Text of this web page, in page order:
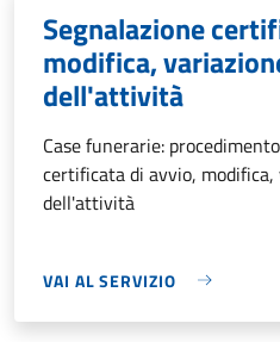
Segnalazione
modifica,
dell'attività
Case funerarie:
certificata di avvio, modifica,
dell'attività
VAI AL SERVIZIO